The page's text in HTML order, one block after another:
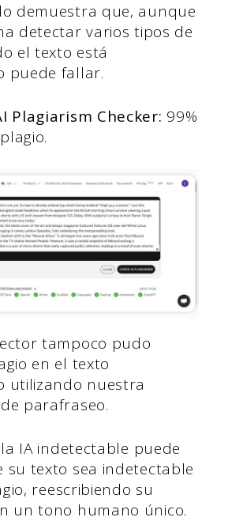
demuestra que, aunque
detectar varios tipos de
el texto está
puede fallar.
Plagiarism Checker: 99%
tampoco pudo
en el texto
utilizando nuestra
parafraseo.
IA indetectable puede
su texto sea indetectable
reescribiendo su
un tono humano único.